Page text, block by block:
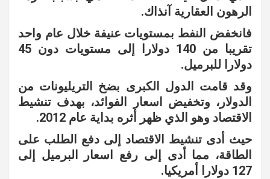
الرهون العقارية آنذاك.
فانخفض النفط بمستويات عنيفة خلال عام واحد
تقريبا من 140 دولارا إلى مستويات دون 45
دولارا للبرميل.
وقد قامت الدول الكبرى بضخ التريليونات من
الدولار، وتخفيض اسعار الفوائد، بهدف تنشيط
الاقتصاد وهو الذي ظهر أثره بداية عام 2012.
حيث أدى تنشيط الاقتصاد إلى دفع الطلب على
الطاقة، مما أدى إلى رفع اسعار البرميل إلى
127 دولارا أمريكيا.